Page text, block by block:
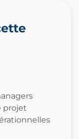
projet